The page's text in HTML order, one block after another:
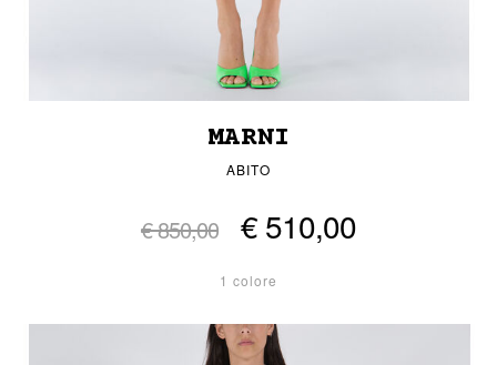
MARNI
ABITO
€ 850,00 € 510,00
1 colore